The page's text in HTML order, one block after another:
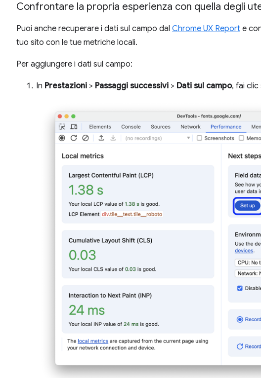
Confrontare la propria esperienza con quella degli
Puoi anche recuperare i dati sul campo dal Chrome UX Report e
tuo sito con le tue metriche locali.
Per aggiungere i dati sul campo:
In Prestazioni > Passaggi successivi > Dati sul campo, fai clic